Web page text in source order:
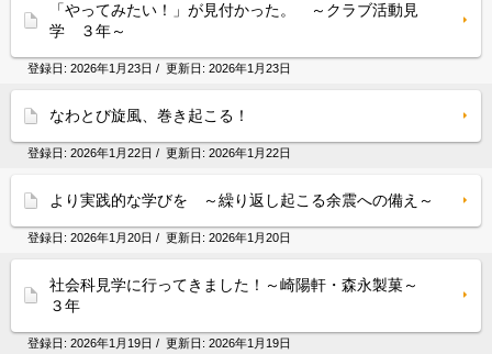
「やってみたい！」が見付かった。 ～クラブ活動見
学 ３年～
登録日: 2026年1月23日 / 更新日: 2026年1月23日
なわとび旋風、巻き起こる！
登録日: 2026年1月22日 / 更新日: 2026年1月22日
より実践的な学びを ～繰り返し起こる余震への備え～
登録日: 2026年1月20日 / 更新日: 2026年1月20日
社会科見学に行ってきました！～崎陽軒・森永製菓～
３年
登録日: 2026年1月19日 / 更新日: 2026年1月19日